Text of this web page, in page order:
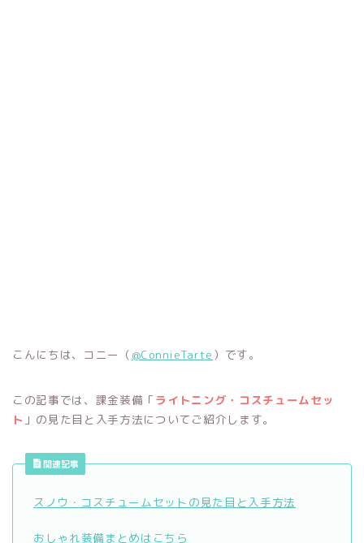
こんにちは、コニー（ @ConnieTarte ）です。
この記事では、課金装備「 ライトニング・コスチュームセッ
ト 」の見た目と入手方法についてご紹介します。
関連記事
スノウ・コスチュームセットの見た目と入手方法
おしゃれ装備まとめはこちら